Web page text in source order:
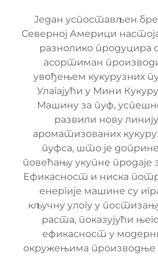
Један успостављен
Северној Америци
разнолико продуцира
асортиман
увођењем кукурузних
Улагајући у Мини
Машину за пуф,
развили нову линију
ароматизованих
пуфса, што је
повећању укупне продаје
Ефикасност и ниска
енергије машине су
кључну улогу у
раста, показујући
ефикасност у
окружењима производње